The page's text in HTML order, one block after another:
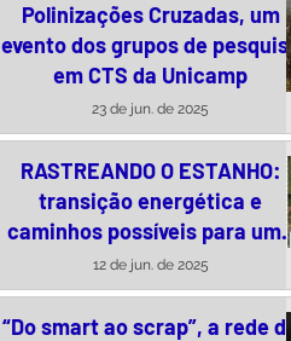
Polinizações Cruzadas, um
evento dos grupos de
em CTS da Unicamp
23 de jun. de 2025
RASTREANDO O ESTANHO:
transição energética e
caminhos possíveis para
exploração responsável da
cassiterita no Brasil
12 de jun. de 2025
“Do smart ao scrap”, a rede de